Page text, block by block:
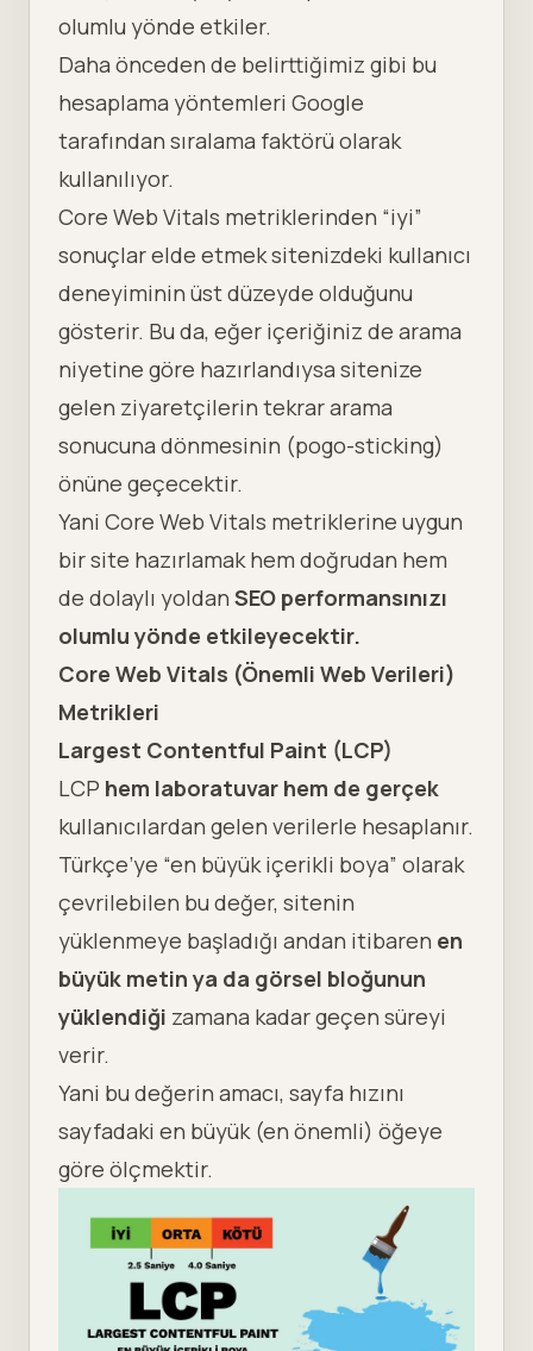
olumlu yönde etkiler.
Daha önceden de belirttiğimiz gibi bu
hesaplama yöntemleri Google
tarafından sıralama faktörü olarak
kullanılıyor.
Core Web Vitals metriklerinden “iyi”
sonuçlar elde etmek sitenizdeki kullanıcı
deneyiminin üst düzeyde olduğunu
gösterir. Bu da, eğer içeriğiniz de arama
niyetine göre hazırlandıysa sitenize
gelen ziyaretçilerin tekrar arama
sonucuna dönmesinin (pogo-sticking)
önüne geçecektir.
Yani Core Web Vitals metriklerine uygun
bir site hazırlamak hem doğrudan hem
de dolaylı yoldan SEO performansınızı
olumlu yönde etkileyecektir.
Core Web Vitals (Önemli Web Verileri)
Metrikleri
Largest Contentful Paint (LCP)
LCP hem laboratuvar hem de gerçek
kullanıcılardan gelen verilerle hesaplanır.
Türkçe’ye “en büyük içerikli boya” olarak
çevrilebilen bu değer, sitenin
yüklenmeye başladığı andan itibaren en
büyük metin ya da görsel bloğunun
yüklendiği zamana kadar geçen süreyi
verir.
Yani bu değerin amacı, sayfa hızını
sayfadaki en büyük (en önemli) öğeye
göre ölçmektir.